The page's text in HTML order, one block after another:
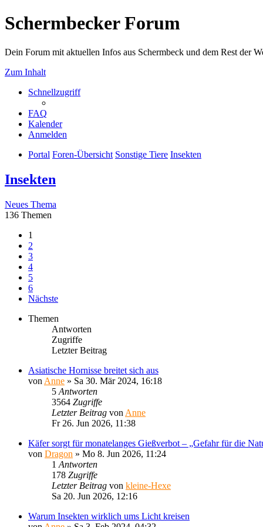
Schermbecker Forum
Dein Forum mit aktuellen Infos aus Schermbeck und dem Rest der
Zum Inhalt
Schnellzugriff
FAQ
Kalender
Anmelden
Portal Foren-Übersicht Sonstige Tiere Insekten
Insekten
Neues Thema
136 Themen
1
2
3
4
5
6
Nächste
Themen
Antworten
Zugriffe
Letzter Beitrag
Asiatische Hornisse breitet sich aus
von Anne » Sa 30. Mär 2024, 16:18
5 Antworten
3564 Zugriffe
Letzter Beitrag von Anne
Fr 26. Jun 2026, 11:38
Käfer sorgt für monatelanges Gießverbot – „Gefahr für die
von Dragon » Mo 8. Jun 2026, 11:24
1 Antworten
178 Zugriffe
Letzter Beitrag von kleine-Hexe
Sa 20. Jun 2026, 12:16
Warum Insekten wirklich ums Licht kreisen